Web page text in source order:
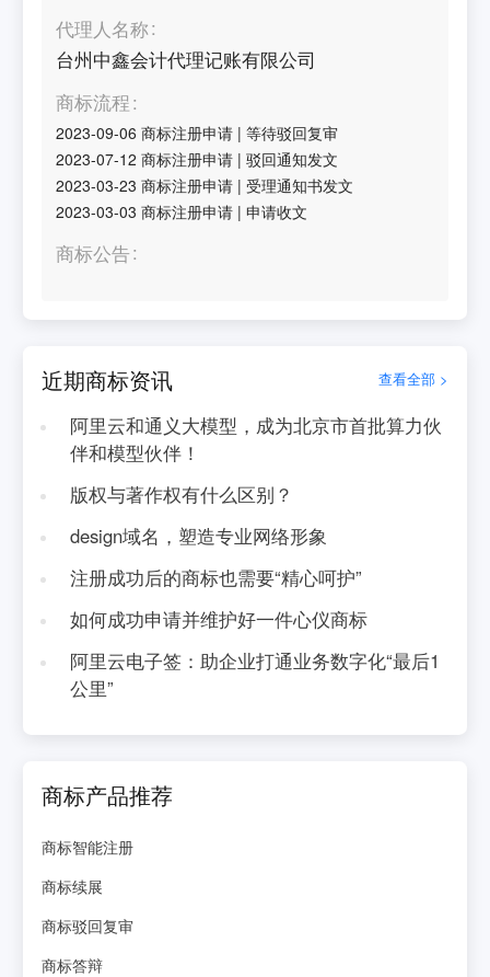
代理人名称
台州中鑫会计代理记账有限公司
商标流程
2023-09-06 商标注册申请 |等待驳回复审
2023-07-12 商标注册申请 |驳回通知发文
2023-03-23 商标注册申请 |受理通知书发文
2023-03-03 商标注册申请 |申请收文
商标公告
近期商标资讯 查看全部 >
阿里云和通义大模型，成为北京市首批算力伙
伴和模型伙伴！
版权与著作权有什么区别？
design域名，塑造专业网络形象
注册成功后的商标也需要“精心呵护”
如何成功申请并维护好一件心仪商标
阿里云电子签：助企业打通业务数字化“最后1
公里”
商标产品推荐
商标智能注册
商标续展
商标驳回复审
商标答辩